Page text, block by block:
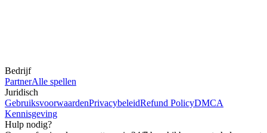
Bedrijf
PartnerAlle spellen
Juridisch
GebruiksvoorwaardenPrivacybeleidRefund PolicyDMCA
Kennisgeving
Hulp nodig?